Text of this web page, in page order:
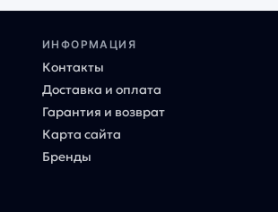
ИНФОРМАЦИЯ
Контакты
Доставка и оплата
Гарантия и возврат
Карта сайта
Бренды